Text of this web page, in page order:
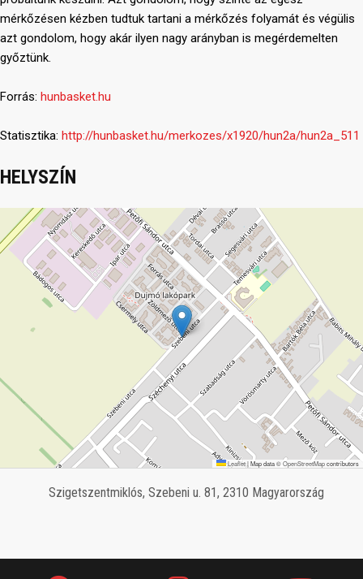
mérkőzésen kézben tudtuk tartani a mérkőzés folyamát és végülis
azt gondolom, hogy akár ilyen nagy arányban is megérdemelten
győztünk.
Forrás: hunbasket.hu
Statisztika: http://hunbasket.hu/merkozes/x1920/hun2a/hun2a_511
HELYSZÍN
Leaflet|Map data ©OpenStreetMapcontributors
Szigetszentmiklós, Szebeni u. 81, 2310 Magyarország